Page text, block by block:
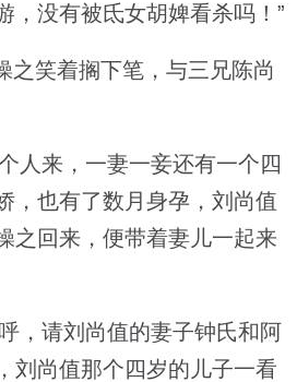
，没有被氐女胡婢看杀吗！”
之笑着搁下笔，与三兄陈尚
人来，一妻一妾还有一个四
，也有了数月身孕，刘尚值
之回来，便带着妻儿一起来
，请刘尚值的妻子钟氏和阿
刘尚值那个四岁的儿子一看